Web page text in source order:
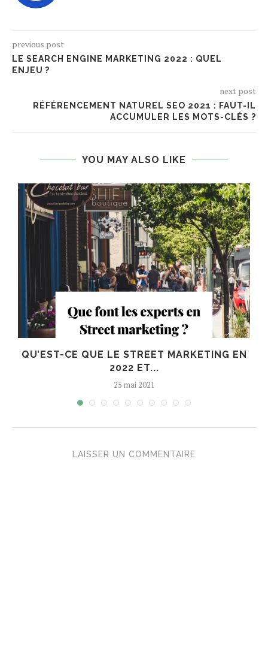
previous post
LE SEARCH ENGINE MARKETING 2022 : QUEL
ENJEU ?
next post
RÉFÉRENCEMENT NATUREL SEO 2021 : FAUT-IL
ACCUMULER LES MOTS-CLÉS ?
YOU MAY ALSO LIKE
QU’EST-CE QUE LE STREET MARKETING EN
2022 ET...
25 mai 2021
LAISSER UN COMMENTAIRE